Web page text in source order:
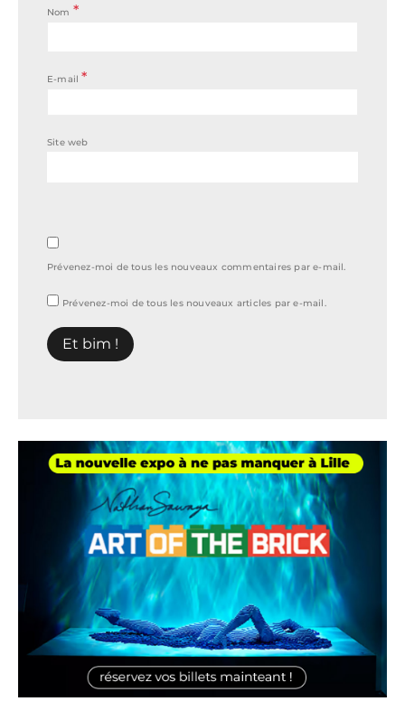
Nom *
E-mail*
Site web
Prévenez-moi de tous les nouveaux commentaires par e-mail.
Prévenez-moi de tous les nouveaux articles par e-mail.